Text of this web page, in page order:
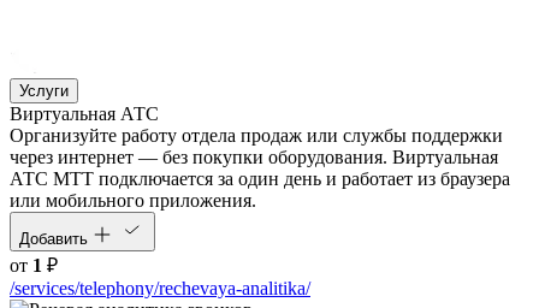
Услуги
Виртуальная АТС
Организуйте работу отдела продаж или службы поддержки
через интернет — без покупки оборудования. Виртуальная
АТС МТТ подключается за один день и работает из браузера
или мобильного приложения.
Добавить
от 1 ₽
/services/telephony/rechevaya-analitika/